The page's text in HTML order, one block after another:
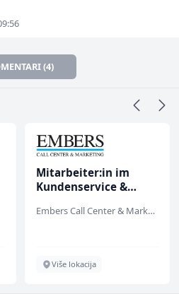
(4)
Mitarbeiter:in im
Kundenservice &
Embers Call Center & Marketing
Više lokacija